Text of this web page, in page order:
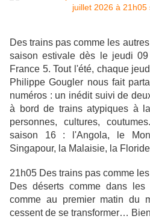
Des trains pas comme les
saison estivale dès le jeudi
France 5. Tout l'été, chaque
Philippe Gougler nous fait
numéros : un inédit suivi de
à bord de trains atypiques à
personnes, cultures,
saison 16 : l'Angola, le
Singapour, la Malaisie, la
21h05 Des trains pas comme
Des déserts comme dans les
comme au premier matin du
cessent de se transformer…